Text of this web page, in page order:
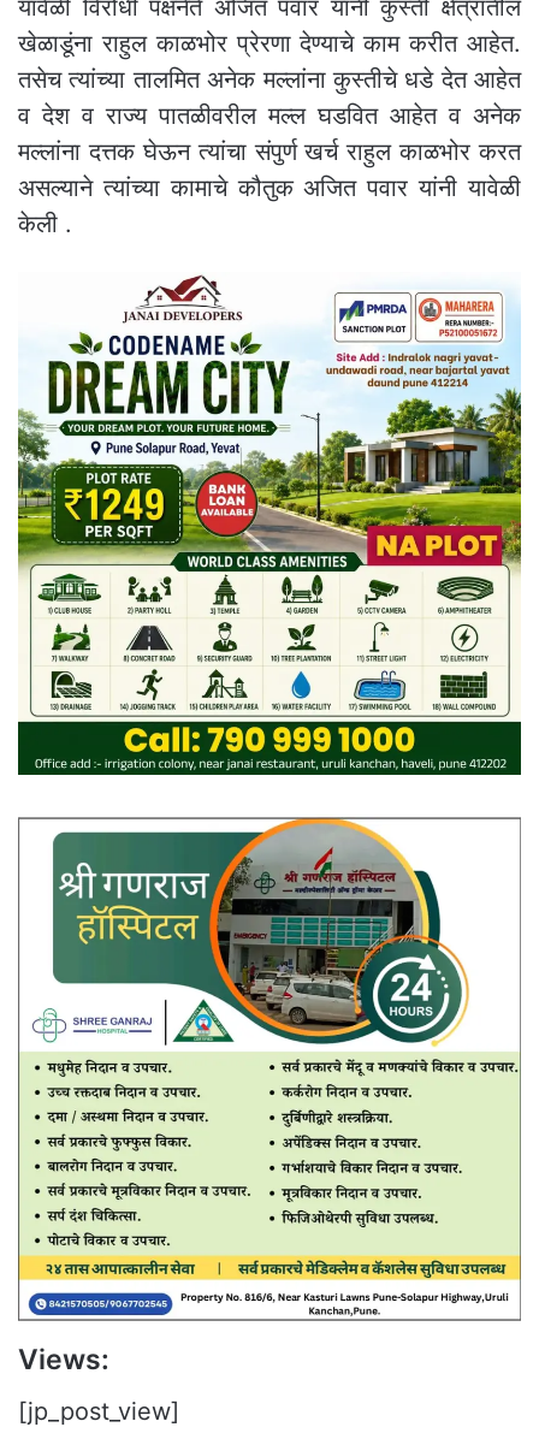
यावेळी विरोधी पक्षनेते अजित पवार यांनी कुस्ती क्षेत्रातील
खेळाडूंना राहुल काळभोर प्रेरणा देण्याचे काम करीत आहेत.
तसेच त्यांच्या तालमित अनेक मल्लांना कुस्तीचे धडे देत आहेत
व देश व राज्य पातळीवरील मल्ल घडवित आहेत व अनेक
मल्लांना दत्तक घेऊन त्यांचा संपुर्ण खर्च राहुल काळभोर करत
असल्याने त्यांच्या कामाचे कौतुक अजित पवार यांनी यावेळी
केली .
Views:
[jp_post_view]